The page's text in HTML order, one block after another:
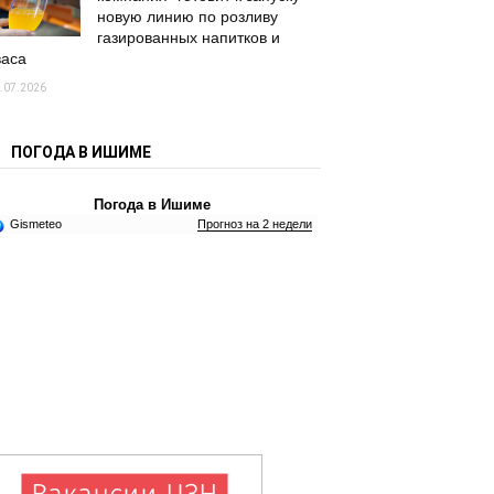
новую линию по розливу
газированных напитков и
ПОГОДА В ИШИМЕ
Погода в Ишиме
Gismeteo Прогноз на 2 недели